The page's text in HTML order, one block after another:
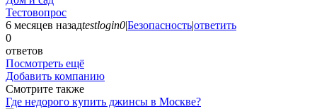
Тестовопрос
6 месяцев назадtestlogin0|Безопасность|ответить
0
ответов
Посмотреть ещё
Добавить компанию
Смотрите также
Где недорого купить джинсы в Москве?